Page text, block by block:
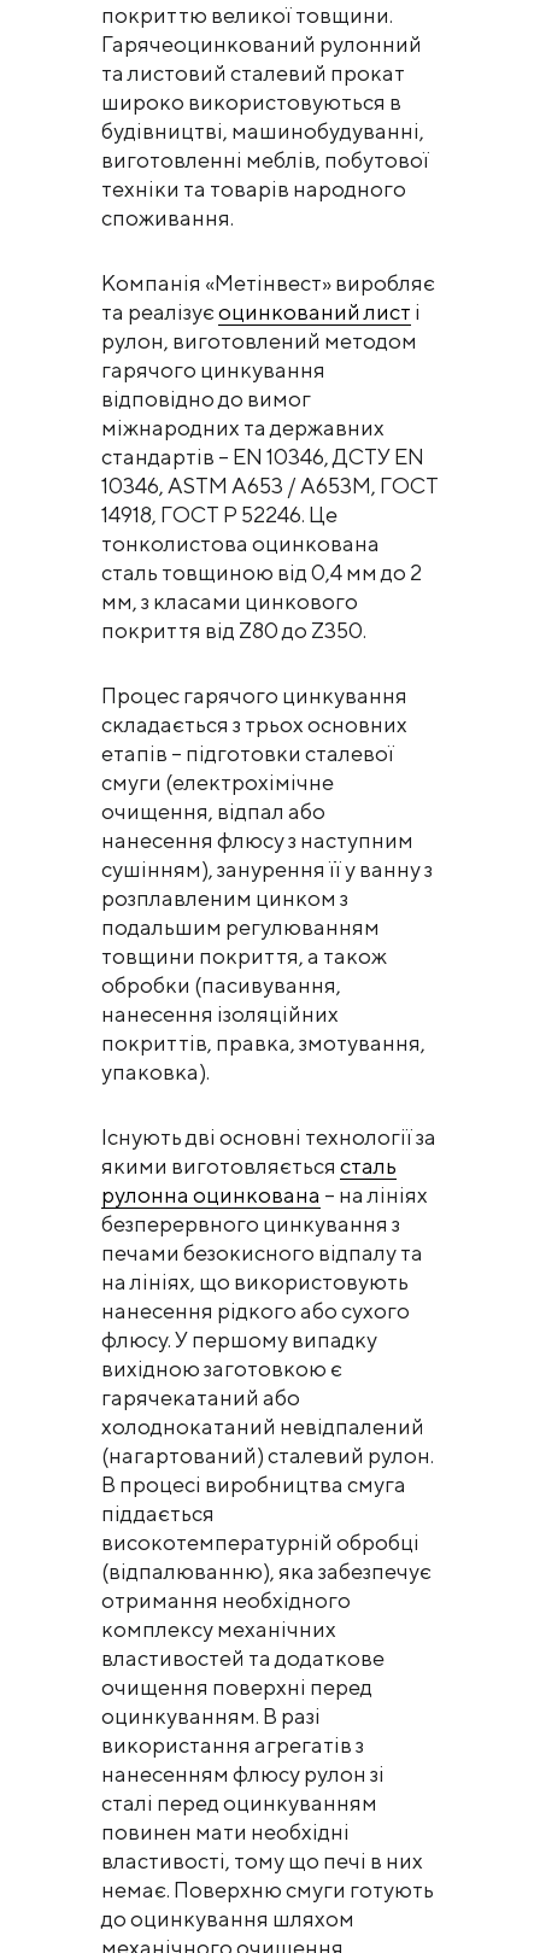
покриттю великої товщини.
Гарячеоцинкований рулонний
та листовий сталевий прокат
широко використовуються в
будівництві, машинобудуванні,
виготовленні меблів, побутової
техніки та товарів народного
споживання.
Компанія «Метінвест» виробляє
та реалізуєоцинкований лист і
рулон, виготовлений методом
гарячого цинкування
відповідно до вимог
міжнародних та державних
стандартів – EN 10346, ДСТУ EN
10346, ASTM A653 / A653M, ГОСТ
14918, ГОСТ Р 52246. Це
тонколистова оцинкована
сталь товщиною від 0,4 мм до 2
мм, з класами цинкового
покриття від Z80 до Z350.
Процес гарячого цинкування
складається з трьох основних
етапів – підготовки сталевої
смуги (електрохімічне
очищення, відпал або
нанесення флюсу з наступним
сушінням), занурення її у ванну з
розплавленим цинком з
подальшим регулюванням
товщини покриття, а також
обробки (пасивування,
нанесення ізоляційних
покриттів, правка, змотування,
упаковка).
Існують дві основні технології за
якими виготовляється сталь
рулонна оцинкована – на лініях
безперервного цинкування з
печами безокисного відпалу та
на лініях, що використовують
нанесення рідкого або сухого
флюсу. У першому випадку
вихідною заготовкою є
гарячекатаний або
холоднокатаний невідпалений
(нагартований) сталевий рулон.
В процесі виробництва смуга
піддається
високотемпературній обробці
(відпалюванню), яка забезпечує
отримання необхідного
комплексу механічних
властивостей та додаткове
очищення поверхні перед
оцинкуванням. В разі
використання агрегатів з
нанесенням флюсу рулон зі
сталі перед оцинкуванням
повинен мати необхідні
властивості, тому що печі в них
немає. Поверхню смуги готують
до оцинкування шляхом
механічного очищення,